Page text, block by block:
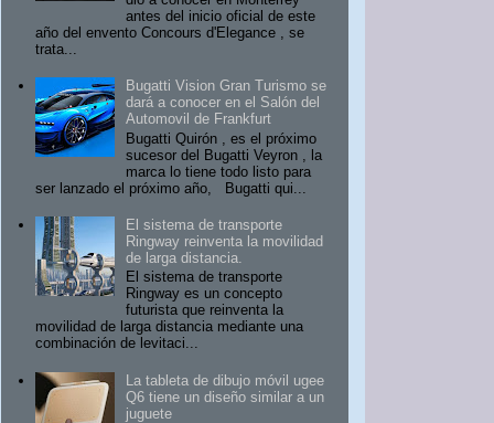
antes del inicio oficial de este
año del envento Concours d'Elegance , se
trata...
Bugatti Vision Gran Turismo se
dará a conocer en el Salón del
Automovil de Frankfurt
Bugatti Quirón , es el próximo
sucesor del Bugatti Veyron , la
marca lo tiene todo listo para
ser lanzado el próximo año, Bugatti qui...
El sistema de transporte
Ringway reinventa la movilidad
de larga distancia.
El sistema de transporte
Ringway es un concepto
futurista que reinventa la
movilidad de larga distancia mediante una
combinación de levitaci...
La tableta de dibujo móvil ugee
Q6 tiene un diseño similar a un
juguete